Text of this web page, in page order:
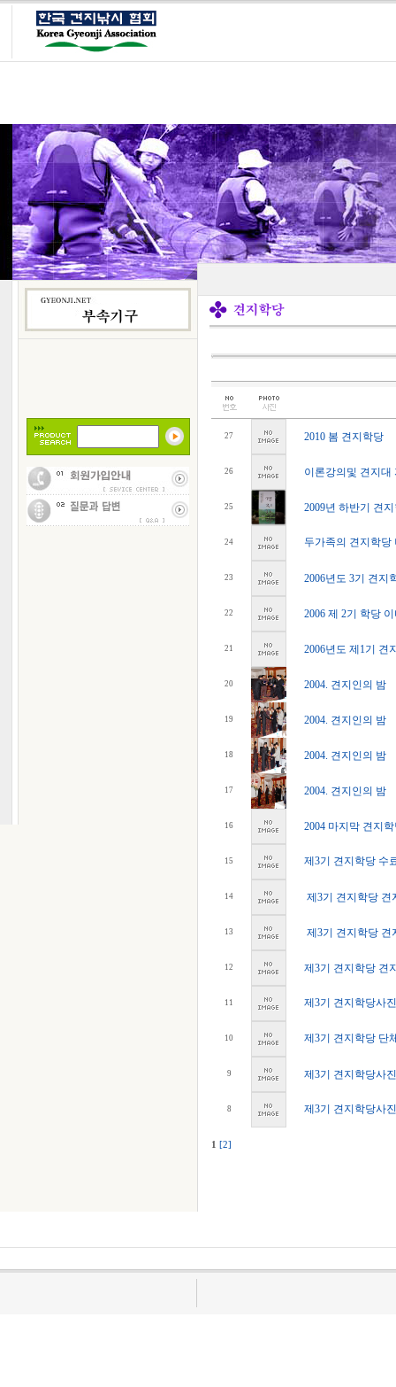
27 2010 봄 견지학당
26 이론강의및 견지대
25 2009년 하반기 견
24 두가족의 견지학당
23 2006년도 3기 견지
22 2006 제 2기 학당
21 2006년도 제1기 견
20 2004. 견지인의 밤
19 2004. 견지인의 밤
18 2004. 견지인의 밤
17 2004. 견지인의 밤
16 2004 마지막 견지
15 제3기 견지학당 수
14 제3기 견지학당 견
13 제3기 견지학당 견
12 제3기 견지학당 견
11 제3기 견지학당사
10 제3기 견지학당 단
9 제3기 견지학당사
8 제3기 견지학당사
1 [2]